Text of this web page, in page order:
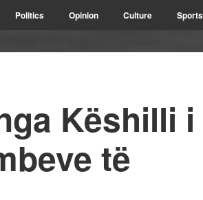
Politics Opinion Culture Sports
Këshilli i
të